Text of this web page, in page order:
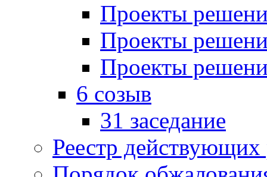
Проекты
Проекты
Проекты
6 созыв
31 заседание
Реестр